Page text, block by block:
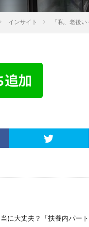
インサイト 「私、老後
に大丈夫？「扶養内パー